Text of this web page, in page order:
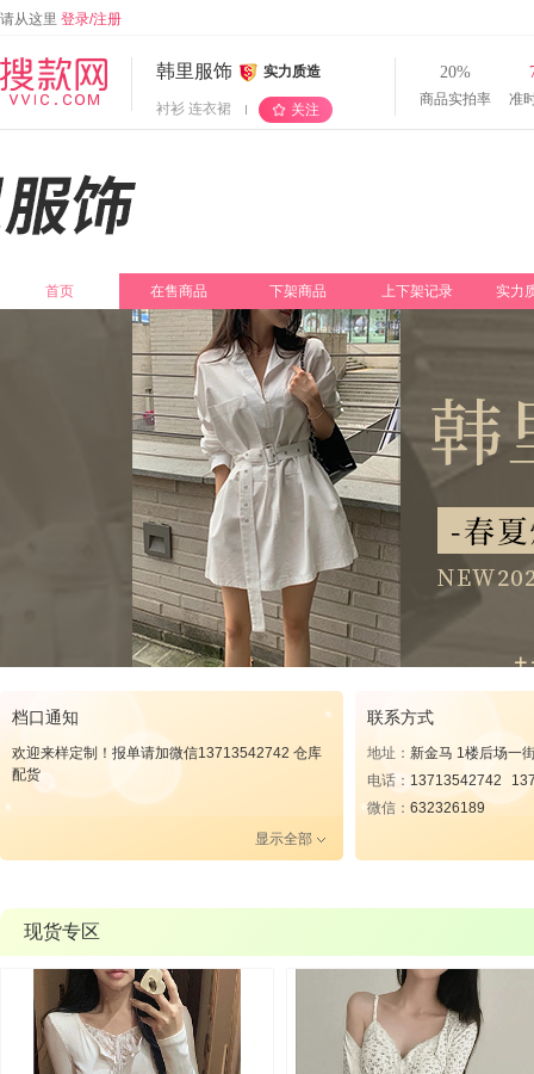
请从这里 登录/注册
韩里服饰 实力质造
衬衫 连衣裙 关注
20%
商品实拍率 准
首页 在售商品 下架商品 上下架记录 实力
档口通知
欢迎来样定制！报单请加微信13713542742 仓库
配货
显示全部
联系方式
地址： 新金马 1楼后场一
电话： 13713542742
微信： 632326189
现货专区